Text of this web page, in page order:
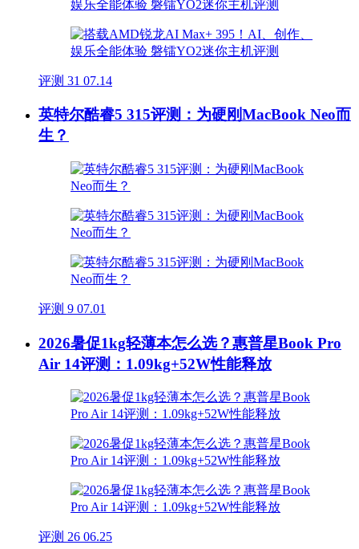
评测 31 07.14
英特尔酷睿5 315评测：为硬刚MacBook Neo而
生？
评测 9 07.01
2026暑促1kg轻薄本怎么选？惠普星Book Pro
Air 14评测：1.09kg+52W性能释放
评测 26 06.25